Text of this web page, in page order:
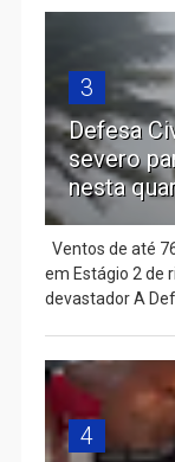
3
Defesa
severo
nesta
Ventos de até
em Estágio 2 de
devastador A
4